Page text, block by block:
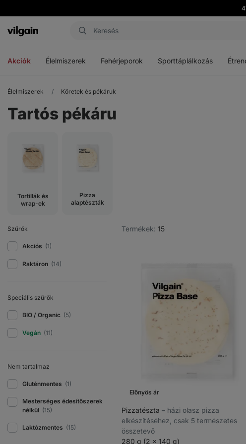
Vilgain
Akciók Élelmiszerek Fehérjeporok Sporttáplálkozás
Élelmiszerek Köretek és pékáruk
Tartós pékáru
Tortillák és
wrap-ek
Pizza
alaptészták
Termékek: 15
Szűrők
Akciós (1)
Raktáron (14)
Speciális szűrők
BIO / Organic (5)
Vegán (11)
Nem tartalmaz
Gluténmentes (1)
Mesterséges édesítőszerek
nélkül (15)
Laktózmentes (15)
Előnyös ár
Pizzatészta ⁠–⁠ házi olasz pizza
elkészítéséhez, csak 5 természetes
összetevő
280 g (2 x 140 g)